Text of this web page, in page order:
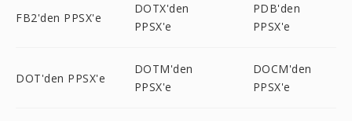
FB2'den PPSX'e
DOTX'den
PPSX'e
PDB'den
PPSX'e
DOT'den PPSX'e
DOTM'den
PPSX'e
DOCM'den
PPSX'e